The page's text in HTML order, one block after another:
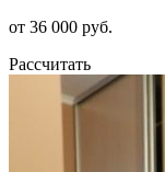
от 36 000 руб.
Рассчитать